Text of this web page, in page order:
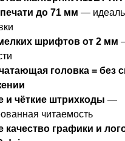
до 71 мм —
шрифтов от 2 мм
головка = без
и чёткие штрихкоды —
читаемость
качество графики и